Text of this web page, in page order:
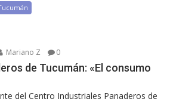
Mariano Z 0
de Tucumán: «El consumo
del Centro Industriales Panaderos de